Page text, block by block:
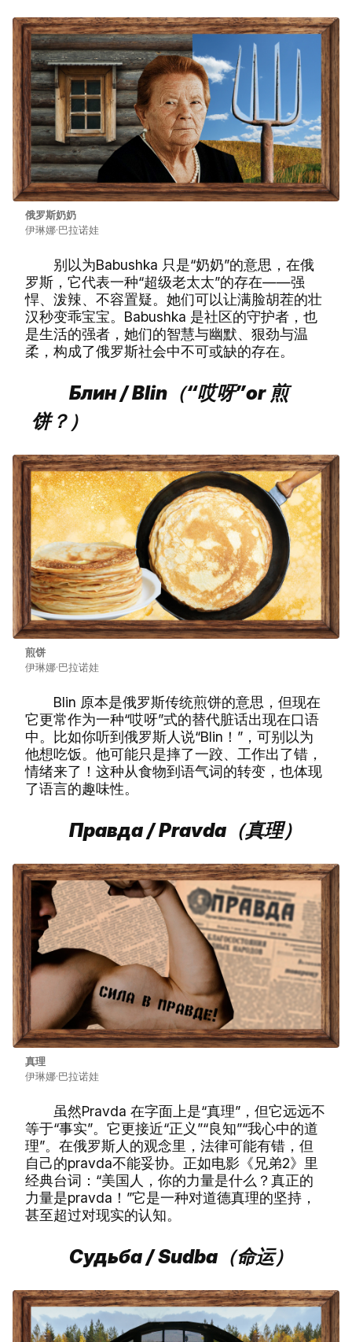
俄罗斯奶奶
伊琳娜·巴拉诺娃
别以为Babushka 只是“奶奶”的意思，在俄
罗斯，它代表一种“超级老太太”的存在——强
悍、泼辣、不容置疑。她们可以让满脸胡茬的壮
汉秒变乖宝宝。Babushka 是社区的守护者，也
是生活的强者，她们的智慧与幽默、狠劲与温
柔，构成了俄罗斯社会中不可或缺的存在。
Блин / Blin（“哎呀”or 煎
饼？）
煎饼
伊琳娜·巴拉诺娃
Blin 原本是俄罗斯传统煎饼的意思，但现在
它更常作为一种“哎呀”式的替代脏话出现在口语
中。比如你听到俄罗斯人说“Blin！”，可别以为
他想吃饭。他可能只是摔了一跤、工作出了错，
情绪来了！这种从食物到语气词的转变，也体现
了语言的趣味性。
Правда / Pravda（真理）
真理
伊琳娜·巴拉诺娃
虽然Pravda 在字面上是“真理”，但它远远不
等于“事实”。它更接近“正义”“良知”“我心中的道
理”。在俄罗斯人的观念里，法律可能有错，但
自己的pravda不能妥协。正如电影《兄弟2》里
经典台词：“美国人，你的力量是什么？真正的
力量是pravda！”它是一种对道德真理的坚持，
甚至超过对现实的认知。
Судьба / Sudba（命运）